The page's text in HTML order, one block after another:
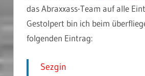
das Abraxxass-Team auf alle
Gestolpert bin ich beim
folgenden Eintrag:
Sezgin